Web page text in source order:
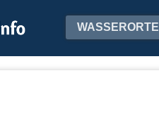
WASSERORTE